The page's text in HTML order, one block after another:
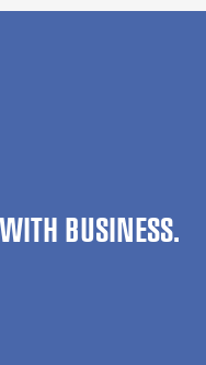
BUSINESS.